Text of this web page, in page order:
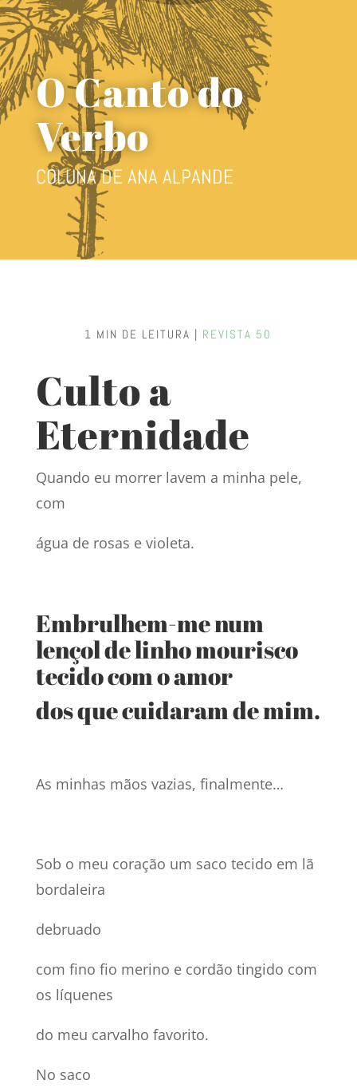
O Canto do
Verbo
COLUNA DE ANA ALPANDE
1 MIN DE LEITURA | REVISTA 50
Culto a
Eternidade
Quando eu morrer lavem a minha pele,
com
água de rosas e violeta.
Embrulhem-me num
lençol de linho mourisco
tecido com o amor
dos que cuidaram de mim.
As minhas mãos vazias, finalmente…
Sob o meu coração um saco tecido em lã
bordaleira
debruado
com fino fio merino e cordão tingido com
os líquenes
do meu carvalho favorito.
No saco